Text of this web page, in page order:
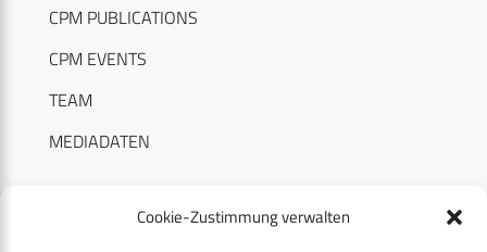
Cookie-Zustimmung verwalten
CPM PUBLICATIONS
CPM EVENTS
TEAM
MEDIADATEN